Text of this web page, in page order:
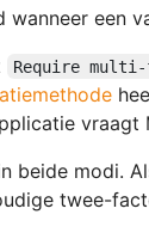
wanneer een
Require multi-
vraagt
beide modi.
twee-